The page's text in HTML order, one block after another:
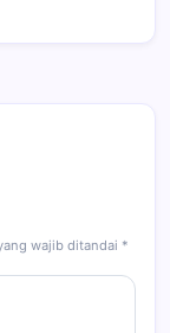
wajib ditandai *